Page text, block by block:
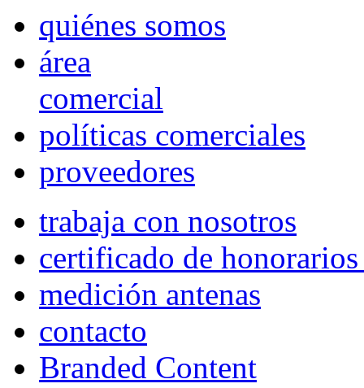
quiénes somos
área
comercial
políticas comerciales
proveedores
trabaja con nosotros
certificado de
medición antenas
contacto
Branded Content